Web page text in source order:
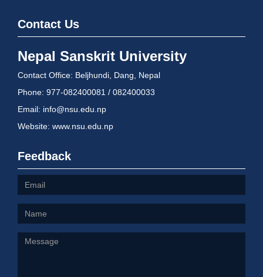
Contact Us
Nepal Sanskrit University
Contact Office: Beljhundi, Dang, Nepal
Phone: 977-082400081 / 082400033
Email: info@nsu.edu.np
Website: www.nsu.edu.np
Feedback